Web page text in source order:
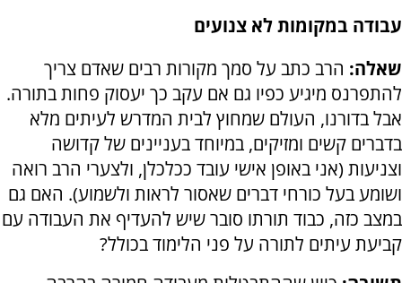
עבודה במקומות לא צנועים
שאלה: הרב כתב על סמך מקורות רבים שאדם צריך
להתפרנס מיגיע כפיו גם אם עקב כך יעסוק פחות בתורה.
אבל בדורנו, העולם שמחוץ לבית המדרש לעיתים מלא
בדברים קשים ומזיקים, במיוחד בעניינים של קדושה
וצניעות (אני באופן אישי עובד ככלכלן, ולצערי הרב רואה
ושומע בעל כורחי דברים שאסור לראות ולשמוע). האם גם
במצב כזה, כבוד תורתו סובר שיש להעדיף את העבודה עם
קביעת עיתים לתורה על פני הלימוד בכולל?